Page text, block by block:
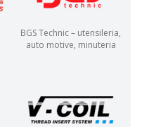
BGS Technic – utensileria,
auto motive, minuteria